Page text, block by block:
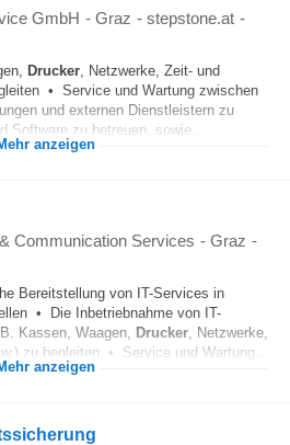
GmbH - Graz - stepstone.at -
Drucker, Netzwerke, Zeit- und
• Service und Wartung zwischen
und externen Dienstleistern zu
Software zu betreuen, sowie...
anzeigen
Communication Services - Graz -
Bereitstellung von IT-Services in
• Die Inbetriebnahme von IT-
Kassen, Waagen, Drucker, Netzwerke,
zu begleiten • Service und Wartung...
anzeigen